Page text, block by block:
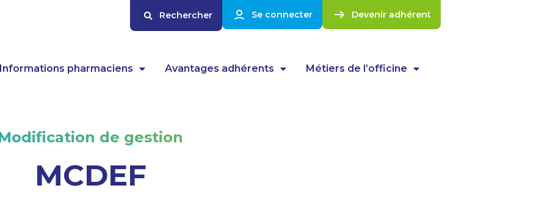
Se connecter Devenir adhérent
Informations pharmaciens Avantages adhérents Métiers de l’officine
de gestion
MCDEF